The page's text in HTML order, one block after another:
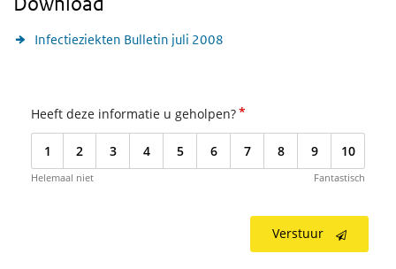
Infectieziekten Bulletin juli 2008
Heeft deze informatie u geholpen?*
1 2 3 4 5 6 7 8 9 10
Helemaal niet Fantastisch
Verstuur